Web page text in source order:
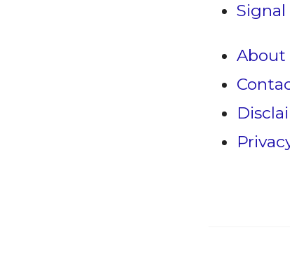
Signal
About